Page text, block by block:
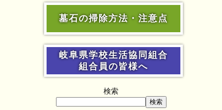
墓石の掃除方法・注意点
岐阜県学校生活協同組合
組合員の皆様へ
検索
検索